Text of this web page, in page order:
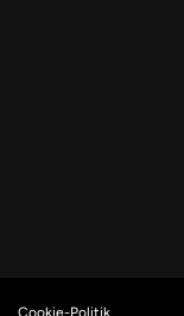
Cookie-Politik